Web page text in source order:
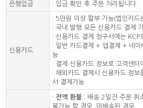
은행입금 · 입금 확인 후 주문 처리됩니다.
신용카드
· 5만원 이상 할부 가능(법인카드
· 국내 발행 모든 신용카드 결제
· 신용카드 결제 청구서에는 KCP
· 일반 카드결제 + 앱결제 + 네
능
· 결제 신용카드 정보로 고객센터
· 해외카드 결제시 신용카드 정보
서 결제가능
· 전액 환불: 배송 2일전 주문 취
불가능 할 경우, 미배송된 경우